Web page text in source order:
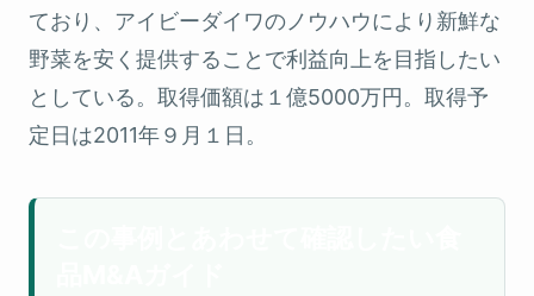
ており、アイビーダイワのノウハウにより新鮮な
野菜を安く提供することで利益向上を目指したい
としている。取得価額は１億5000万円。取得予
定日は2011年９月１日。